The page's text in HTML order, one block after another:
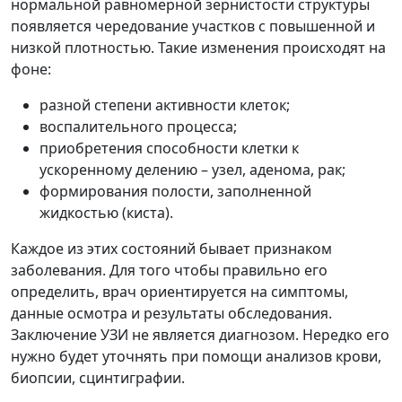
нормальной равномерной зернистости структуры
появляется чередование участков с повышенной и
низкой плотностью. Такие изменения происходят на
фоне:
разной степени активности клеток;
воспалительного процесса;
приобретения способности клетки к
ускоренному делению – узел, аденома, рак;
формирования полости, заполненной
жидкостью (киста).
Каждое из этих состояний бывает признаком
заболевания. Для того чтобы правильно его
определить, врач ориентируется на симптомы,
данные осмотра и результаты обследования.
Заключение УЗИ не является диагнозом. Нередко его
нужно будет уточнять при помощи анализов крови,
биопсии, сцинтиграфии.